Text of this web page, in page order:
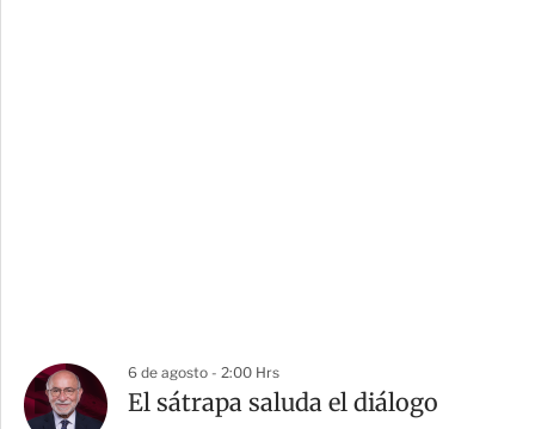
6 de agosto - 2:00 Hrs
El sátrapa saluda el diálogo